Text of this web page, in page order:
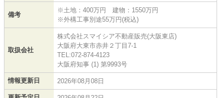
備考
※土地：400万円 建物：1550万円
※外構工事別途55万円(税込)
取扱会社
株式会社スマイシア不動産販売(大阪東店)
大阪府大東市赤井２丁目7-1
TEL:072-874-4123
大阪府知事 (1) 第9993号
情報更新日 2026年08月08日